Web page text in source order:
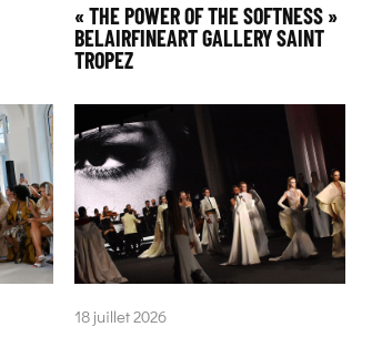
« THE POWER OF THE SOFTNESS »
BELAIRFINEART GALLERY SAINT
TROPEZ
18 juillet 2026